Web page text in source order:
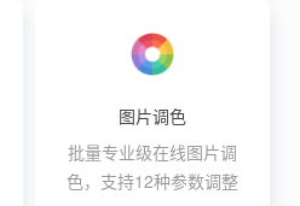
图片调色
批量专业级在线图片调
色，支持12种参数调整